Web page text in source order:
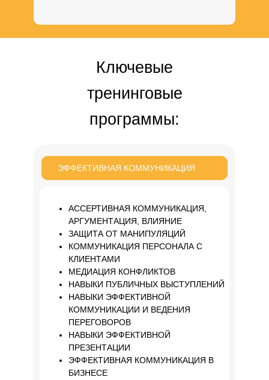
ЭФФЕКТИВНАЯ КОММУНИКАЦИЯ
АССЕРТИВНАЯ КОММУНИКАЦИЯ,
АРГУМЕНТАЦИЯ, ВЛИЯНИЕ
ЗАЩИТА ОТ МАНИПУЛЯЦИЙ
КОММУНИКАЦИЯ ПЕРСОНАЛА С
КЛИЕНТАМИ
МЕДИАЦИЯ КОНФЛИКТОВ
НАВЫКИ ПУБЛИЧНЫХ ВЫСТУПЛЕНИЙ
НАВЫКИ ЭФФЕКТИВНОЙ
КОММУНИКАЦИИ И ВЕДЕНИЯ
ПЕРЕГОВОРОВ
НАВЫКИ ЭФФЕКТИВНОЙ
ПРЕЗЕНТАЦИИ
ЭФФЕКТИВНАЯ КОММУНИКАЦИЯ В
БИЗНЕСЕ
Ключевые
тренинговые
программы: